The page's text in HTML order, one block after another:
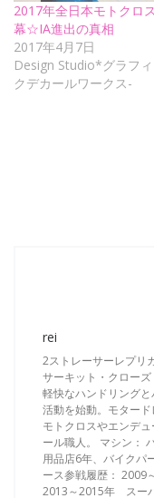
2017年全日本モトクロ
幕☆IA進出の真相
2017年4月7日
Design Studio*グラフ
クデカールワークス-
rei
2ストレーサーレプリ
サーキット・クロー
軽快なハンドリング
活動を始動。モター
モトクロスやエンデ
ール職人。 マシン：
用品店6年、バイクパ
ース参戦履歴： 2009
2013～2015年 スー